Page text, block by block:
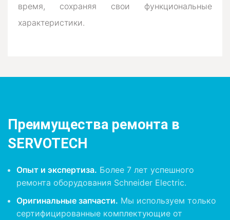
время, сохраняя свои функциональные
характеристики.
Преимущества ремонта в
SERVOTECH
Опыт и экспертиза. Более 7 лет успешного
ремонта оборудования Schneider Electric.
Оригинальные запчасти. Мы используем только
сертифицированные комплектующие от